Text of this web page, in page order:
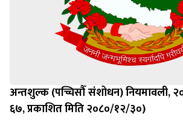
अन्तशुल्क (पच्चिसौँ संशोधन) नियमावली,
६७, प्रकाशित मिति २०८०/१२/३०)